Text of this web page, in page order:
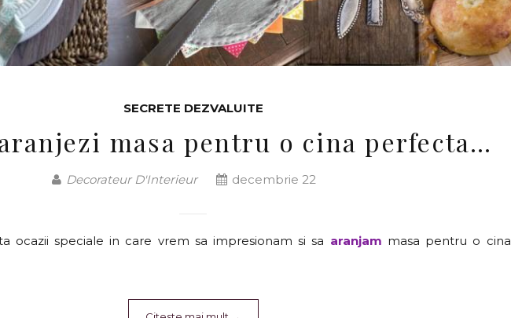
SECRETE DEZVALUITE
masa pentru o cina perfecta…
Decorateur D'Interieur decembrie 22
ocazii speciale in care vrem sa impresionam si sa aranjam masa pentru o cina